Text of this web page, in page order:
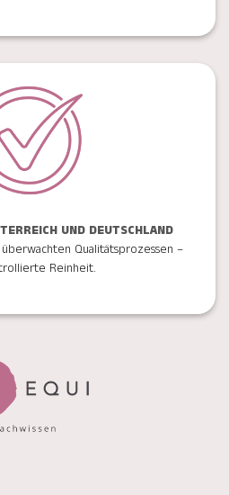
UND DEUTSCHLAND
Qualitätsprozessen –
Reinheit.